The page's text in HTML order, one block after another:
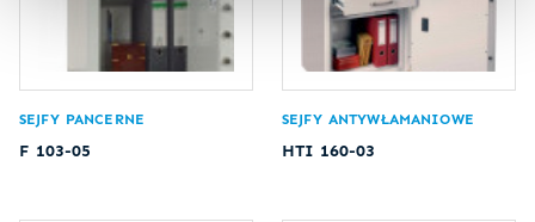
SEJFY PANCERNE
F 103-05
SEJFY ANTYWŁAMANIOWE
HTI 160-03